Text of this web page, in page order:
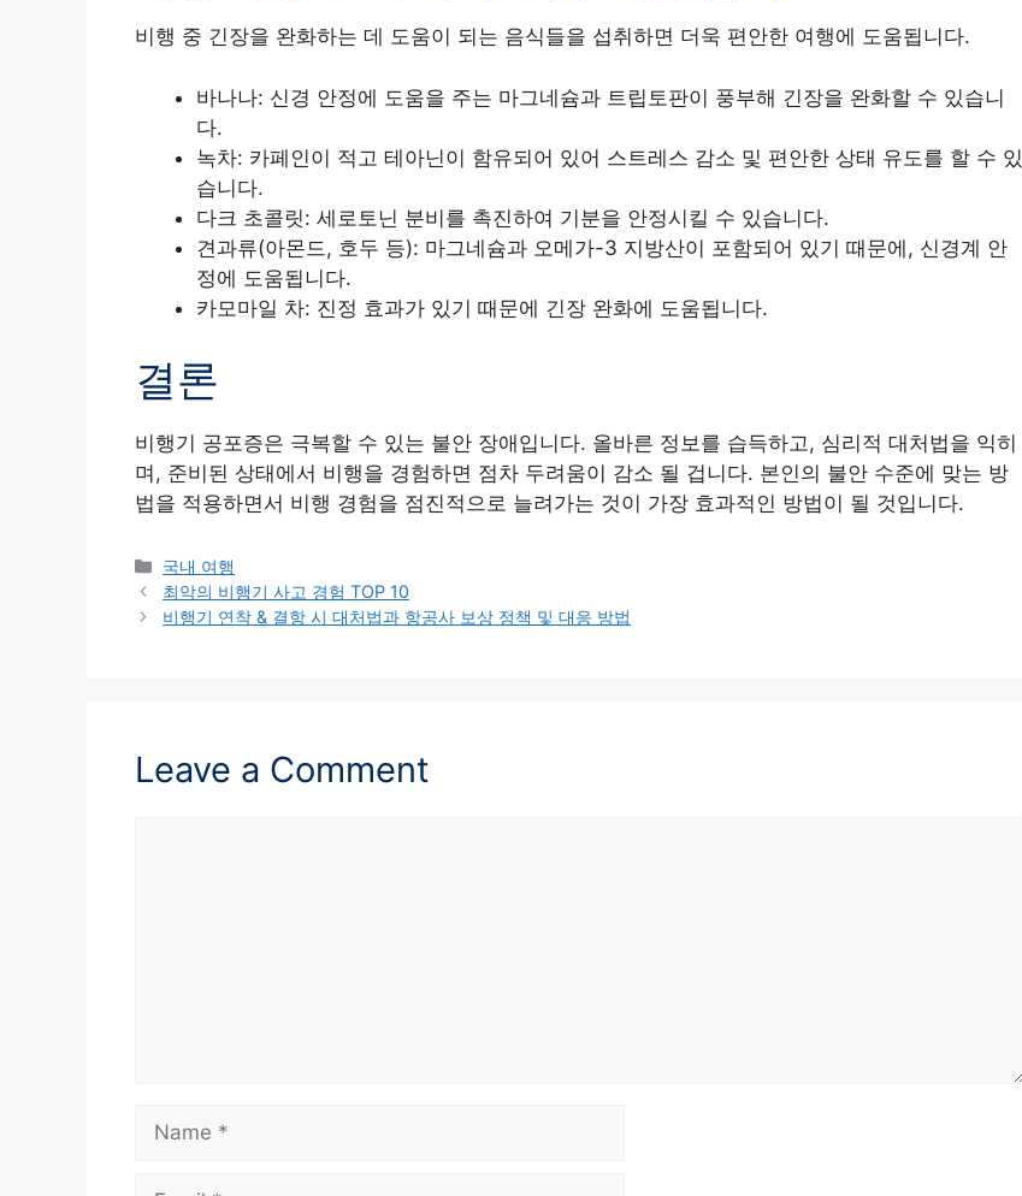
비행 중 긴장을 완화하는 데 도움이 되는 음식들을 섭취하면 더욱 편안한 여행에 도움됩니다.
바나나: 신경 안정에 도움을 주는 마그네슘과 트립토판이 풍부해 긴장을 완화할 수 있습니
다.
녹차: 카페인이 적고 테아닌이 함유되어 있어 스트레스 감소 및 편안한 상태 유도를 할 수 있
습니다.
다크 초콜릿: 세로토닌 분비를 촉진하여 기분을 안정시킬 수 있습니다.
견과류(아몬드, 호두 등): 마그네슘과 오메가-3 지방산이 포함되어 있기 때문에, 신경계 안
정에 도움됩니다.
카모마일 차: 진정 효과가 있기 때문에 긴장 완화에 도움됩니다.
결론
비행기 공포증은 극복할 수 있는 불안 장애입니다. 올바른 정보를 습득하고, 심리적 대처법을 익히
며, 준비된 상태에서 비행을 경험하면 점차 두려움이 감소 될 겁니다. 본인의 불안 수준에 맞는 방
법을 적용하면서 비행 경험을 점진적으로 늘려가는 것이 가장 효과적인 방법이 될 것입니다.
Categories
국내 여행
최악의 비행기 사고 경험 TOP 10
비행기 연착 & 결항 시 대처법과 항공사 보상 정책 및 대응 방법
Leave a Comment
Name
Email